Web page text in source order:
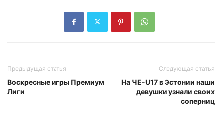
Предыдущая статья
Воскресные игры Премиум
Лиги
Следующая статья
На ЧЕ-U17 в Эстонии наши
девушки узнали своих
соперниц